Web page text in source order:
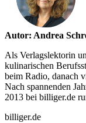
Autor: Andrea
Als Verlagslektorin
kulinarischen
beim Radio, danach
Nach spannenden
2013 bei billiger.de
billiger.de